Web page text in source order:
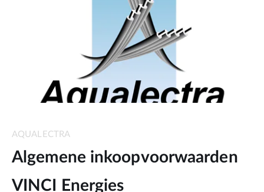
AQUALECTRA
Algemene inkoopvoorwaarden
VINCI Energies